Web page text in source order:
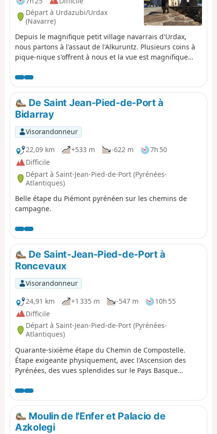
Départ à Urdazubi/Urdax
(Navarre)
Depuis le magnifique petit village navarrais d'Urdax,
nous partons à l'assaut de l'Alkuruntz. Plusieurs coins à
pique-nique s'offrent à nous et la vue est magnifique
De Saint Jean-Pied-de-Port à
Bidarray
Visorandonneur
22,09 km
+533 m -622 m
7h 50
Difficile
Départ à Saint-Jean-Pied-de-Port (Pyrénées-
Atlantiques)
Belle étape du Piémont pyrénéen sur les chemins de
campagne.
De Saint-Jean-Pied-de-Port à
Roncevaux
Visorandonneur
24,91 km
+1 335 m -547 m
10h 55
Difficile
Départ à Saint-Jean-Pied-de-Port (Pyrénées-
Atlantiques)
Quarante-sixième étape du Chemin de Compostelle.
Étape exigeante physiquement, avec l'Ascension des
Pyrénées, des vues splendides sur le Pays Basque
sensations aériennes, et excitation de passer en
Espagne. Après une bonne et longue descente, vous
arrivez au Monastère de Roncevaux. Vu l'altitude du
point d'arrivée et la fraicheur, j'ai préféré le dortoir du
monastère au bivouac. Au départ de Saint-Jean-Pied-de-
Moulin de l'Enfer et Palacio de
Azkolegi